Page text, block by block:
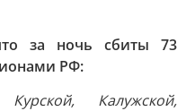
за ночь сбиты 73
РФ:
Калужской,